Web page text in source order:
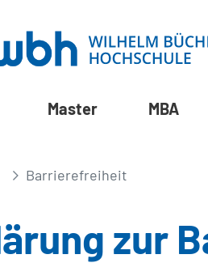
Master MBA
Barrierefreiheit
zur